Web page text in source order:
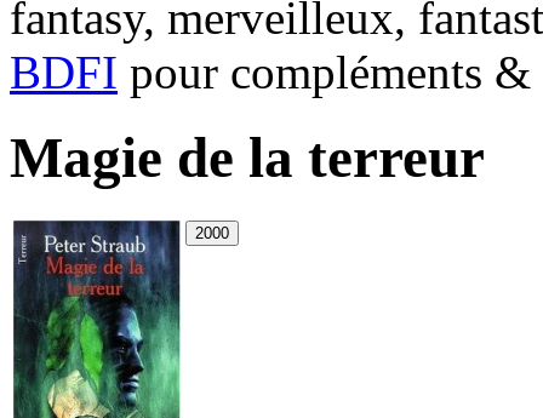
fantasy, merveilleux,
BDFI pour compléments
Magie de la terreur